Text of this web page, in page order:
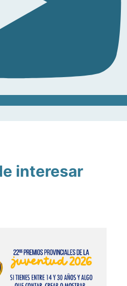
interesar